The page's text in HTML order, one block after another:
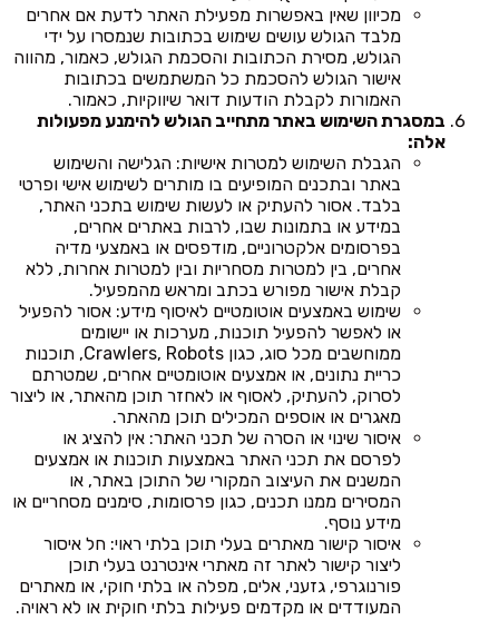
מכיוון שאין באפשרות מפעילת האתר לדעת אם אחרים
מלבד הגולש עושים שימוש בכתובות שנמסרו על ידי
הגולש, מסירת הכתובות והסכמת הגולש, כאמור, מהווה
אישור הגולש להסכמת כל המשתמשים בכתובות
האמורות לקבלת הודעות דואר שיווקיות, כאמור.
במסגרת השימוש באתר מתחייב הגולש להימנע מפעולות
אלה:
הגבלת השימוש למטרות אישיות: הגלישה והשימוש
באתר ובתכנים המופיעים בו מותרים לשימוש אישי ופרטי
בלבד. אסור להעתיק או לעשות שימוש בתכני האתר,
במידע או בתמונות שבו, לרבות באתרים אחרים,
בפרסומים אלקטרוניים, מודפסים או באמצעי מדיה
אחרים, בין למטרות מסחריות ובין למטרות אחרות, ללא
קבלת אישור מפורש בכתב ומראש מהמפעיל.
שימוש באמצעים אוטומטיים לאיסוף מידע: אסור להפעיל
או לאפשר להפעיל תוכנות, מערכות או יישומים
ממוחשבים מכל סוג, כגון Crawlers, Robots, תוכנות
כריית נתונים, או אמצעים אוטומטיים אחרים, שמטרתם
לסרוק, להעתיק, לאסוף או לאחזר תוכן מהאתר, או ליצור
מאגרים או אוספים המכילים תוכן מהאתר.
איסור שינוי או הסרה של תכני האתר: אין להציג או
לפרסם את תכני האתר באמצעות תוכנות או אמצעים
המשנים את העיצוב המקורי של התוכן באתר, או
המסירים ממנו תכנים, כגון פרסומות, סימנים מסחריים או
מידע נוסף.
איסור קישור מאתרים בעלי תוכן בלתי ראוי: חל איסור
ליצור קישור לאתר זה מאתרי אינטרנט בעלי תוכן
פורנוגרפי, גזעני, אלים, מפלה או בלתי חוקי, או מאתרים
המעודדים או מקדמים פעילות בלתי חוקית או לא ראויה.